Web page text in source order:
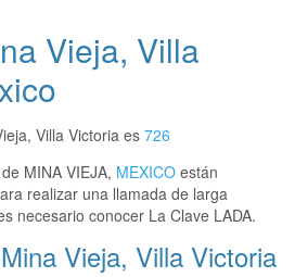
Vieja, Villa
Villa Victoria es 726
MINA VIEJA, MEXICO están
realizar una llamada de larga
necesario conocer La Clave LADA.
Vieja, Villa Victoria